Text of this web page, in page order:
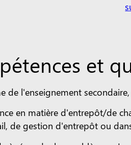
et
de l'enseignement
en matière d'entrepôt/de
de gestion d'entrepôt ou